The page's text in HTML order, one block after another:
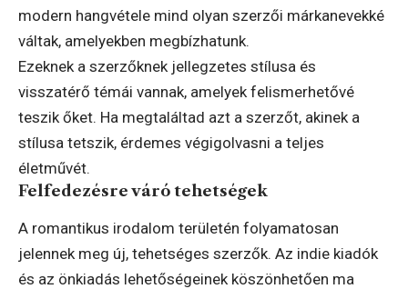
modern hangvétele mind olyan szerzői márkanevekké
váltak, amelyekben megbízhatunk.
Ezeknek a szerzőknek jellegzetes stílusa és
visszatérő témái vannak, amelyek felismerhetővé
teszik őket. Ha megtaláltad azt a szerzőt, akinek a
stílusa tetszik, érdemes végigolvasni a teljes
életművét.
Felfedezésre váró tehetségek
A romantikus irodalom területén folyamatosan
jelennek meg új, tehetséges szerzők. Az indie kiadók
és az önkiadás lehetőségeinek köszönhetően ma